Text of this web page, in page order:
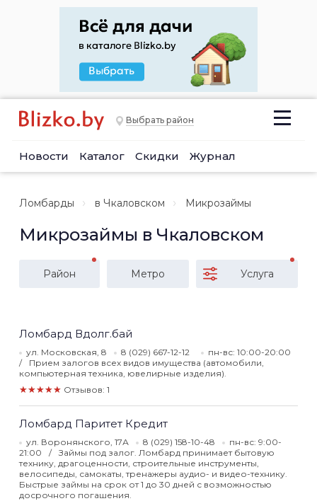
Выбрать район
Новости Каталог Скидки Журнал
Ломбарды в Чкаловском Микрозаймы
Микрозаймы в Чкаловском
Район Метро Услуга
Ломбард Вдолг.бай
ул. Московская, 8 8 (029) 667-12-12
пн-вс: 10:00-20:00
Прием залогов всех видов имущества (автомобили,
компьютерная техника, ювелирные изделия).
★★★★★ Отзывов: 1
Ломбард Паритет Кредит
ул. Воронянского, 17А 8 (029) 158-10-48
пн-вс: 9:00-
21:00
Займы под залог. Ломбард принимает бытовую
технику, драгоценности, строительные инструменты,
велосипеды, самокаты, тренажеры аудио- и видео-технику.
Быстрые займы на срок от 1 до 30 дней с возможностью
досрочного погашения.